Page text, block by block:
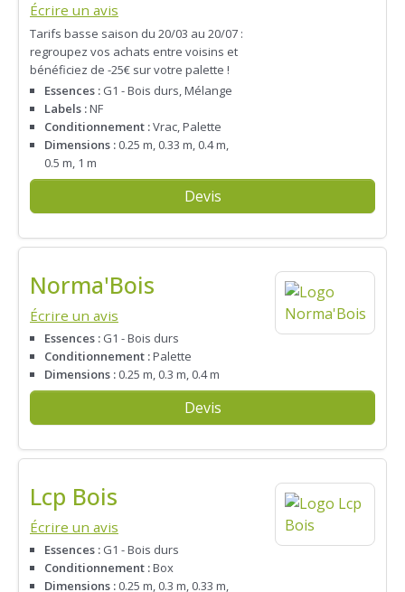
Écrire un avis
Tarifs basse saison du 20/03 au 20/07 :
regroupez vos achats entre voisins et
bénéficiez de -25€ sur votre palette !
Essences : G1 - Bois durs, Mélange
Labels :NF
Conditionnement :Vrac, Palette
Dimensions : 0.25 m, 0.33 m, 0.4 m,
0.5 m, 1 m
Devis
Norma'Bois
Écrire un avis
Essences : G1 - Bois durs
Conditionnement :Palette
Dimensions : 0.25 m, 0.3 m, 0.4 m
Devis
Lcp Bois
Écrire un avis
Essences : G1 - Bois durs
Conditionnement :Box
Dimensions : 0.25 m, 0.3 m, 0.33 m,